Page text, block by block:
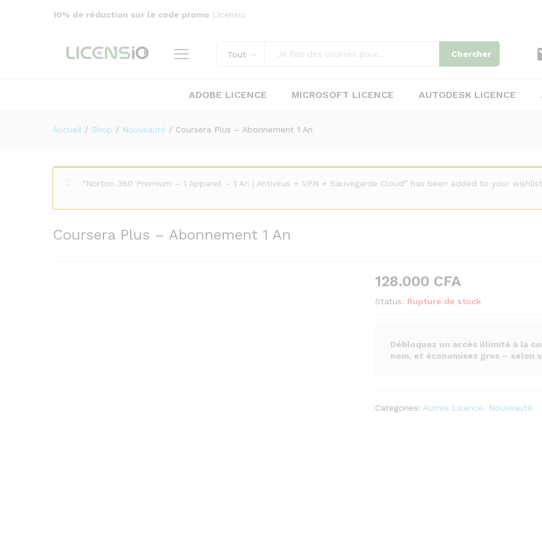
10% de réduction sur le code promo Licensio
Tout Chercher
ADOBE LICENCE MICROSOFT LICENCE AUTODESK LICENCE
Accueil / Shop / Nouveauté / Coursera Plus – Abonnement 1 An
“Norton 360 Premium – 1 Appareil – 1 An | Antivirus + VPN + Sauvegarde Cloud” has been added to your wishlist
Coursera Plus – Abonnement 1 An
128.000 CFA
Status: Rupture de stock
Débloquez un accès illimité à la
nom, et économisez gros – selon
Categories: Autres Licence Nouveauté
Description